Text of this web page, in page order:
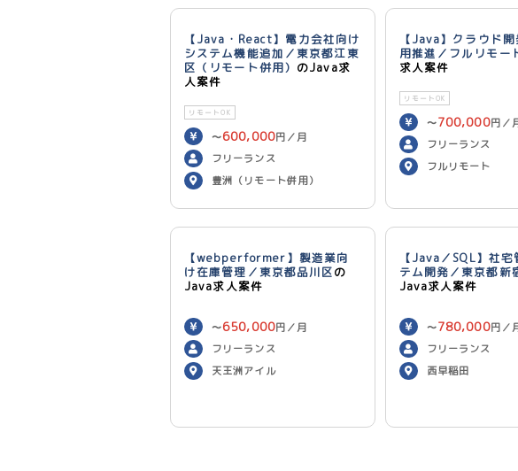
【Java・React】電力会社向け
システム機能追加／東京都江東
区（リモート併用） のJava求
人案件
リモートOK
〜600,000円／月
フリーランス
豊洲（リモート併用）
【Java】クラウド
用推進／フルリモー
求人案件
リモートOK
〜700,000円／
フリーランス
フルリモート
【webperformer】製造業向
け在庫管理／東京都品川区の
Java求人案件
〜650,000円／月
フリーランス
天王洲アイル
【Java／SQL】社宅
テム開発／東京都新
Java求人案件
〜780,000円／
フリーランス
西早稲田